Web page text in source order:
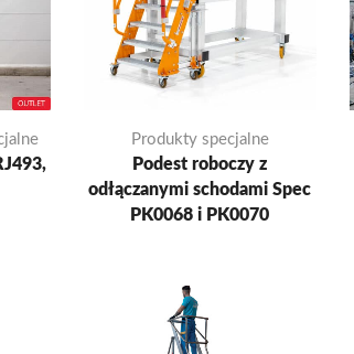
Produkty specjalne
Podest roboczy z
odłączanymi schodami Spec
PK0068 i PK0070